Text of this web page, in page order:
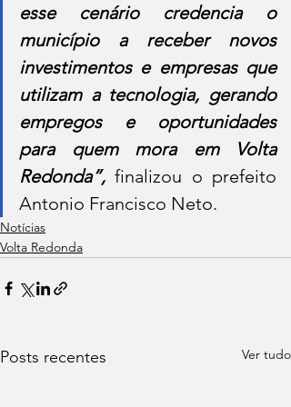
esse cenário credencia o
município a receber novos
investimentos e empresas que
utilizam a tecnologia, gerando
empregos e oportunidades
para quem mora em Volta
Redonda”, finalizou o prefeito
Antonio Francisco Neto.
Notícias
Volta Redonda
Posts recentes Ver tudo